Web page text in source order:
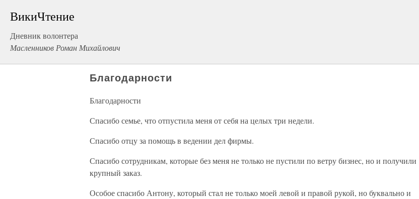
ВикиЧтение
Дневник волонтера
Масленников Роман Михайлович
Благодарности
Благодарности
Спасибо семье, что отпустила меня от себя на целых три недели.
Спасибо отцу за помощь в ведении дел фирмы.
Спасибо сотрудникам, которые без меня не только не пустили по ветру бизнес, но и получили
крупный заказ.
Особое спасибо Антону, который стал не только моей левой и правой рукой, но буквально и